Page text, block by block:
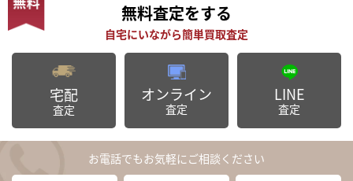
無料査定をする
宅配
査定
オンライン
査定
LINE
査定
お電話でもお気軽にご相談ください